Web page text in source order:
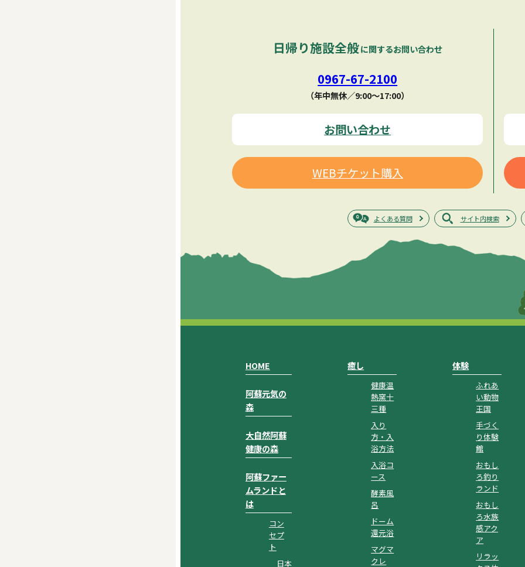
日帰り施設全般に関するお問い合わせ
0967-67-2100
（年中無休／9:00〜17:00）
お問い合わせ
WEBチケット購入
よくある質問 サイト内検索
HOME
阿蘇元気の
森
大自然阿蘇
健康の森
阿蘇ファー
ムランドと
は
コン
セプ
ト
日本
癒し
健康温
熱窯十
三種
入り
方・入
浴方法
入浴コ
ース
酵素風
呂
ドーム
還元浴
マグマ
クレ
体験
ふれあ
い動物
王国
手づく
り体験
館
おもし
ろ釣り
ランド
おもし
ろ水族
感アク
ア
リラッ